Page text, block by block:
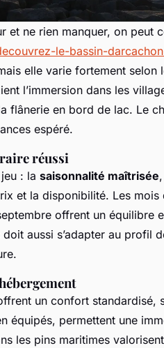
et ne rien manquer, on peut
le-bassin-
elle varie fortement selon
l’immersion dans les
flânerie en bord de lac. Le
espéré.
réussi
: la saisonnalité maîtrisée
et la disponibilité. Les
offrent un équilibre
aussi s’adapter au profil
un confort standardisé,
équipés, permettent une
les pins maritimes valorisent